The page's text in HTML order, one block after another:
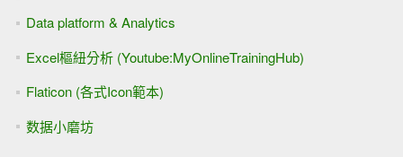
Data platform & Analytics
Excel樞紐分析 (Youtube:MyOnlineTrainingHub)
Flaticon (各式Icon範本)
数据小磨坊